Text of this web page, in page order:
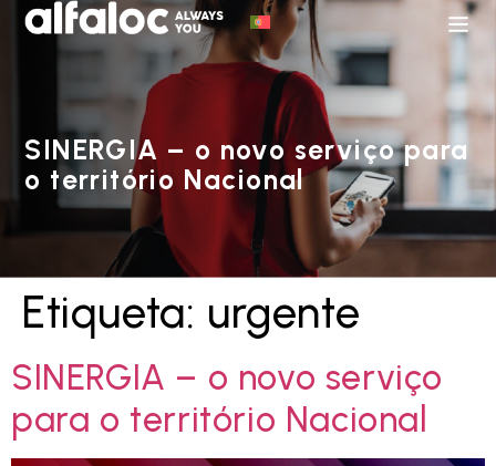
SINERGIA – o novo serviço para
o território Nacional
Etiqueta: urgente
SINERGIA – o novo serviço
para o território Nacional